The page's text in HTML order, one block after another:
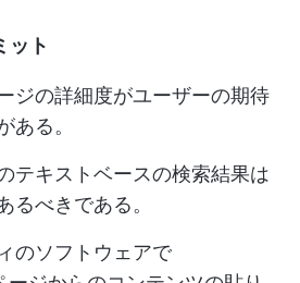
ット
ジの詳細度がユーザーの期待
ある。
テキストベースの検索結果は
るべきである。
のソフトウェアで